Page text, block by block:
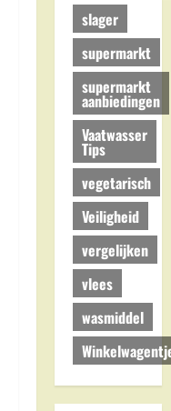
slager
supermarkt
supermarkt
aanbiedingen
Vaatwasser
Tips
vegetarisch
Veiligheid
vergelijken
vlees
wasmiddel